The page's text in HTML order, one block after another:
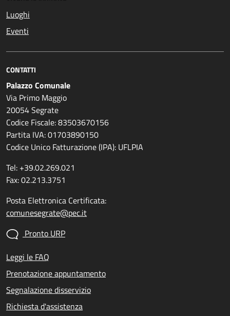
Luoghi
Eventi
CONTATTI
Palazzo Comunale
Via Primo Maggio
20054 Segrate
Codice Fiscale: 83503670156
Partita IVA: 01703890150
Codice Unico Fatturazione (IPA): UFLPIA
Tel: +39.02.269.021
Fax: 02.213.3751
Posta Elettronica Certificata:
comunesegrate@pec.it
Pronto URP
Leggi le FAQ
Prenotazione appuntamento
Segnalazione disservizio
Richiesta d'assistenza